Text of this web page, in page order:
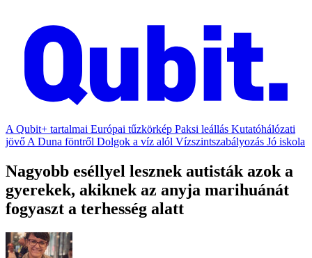
A Qubit+ tartalmai Európai tűzkörkép Paksi leállás Kutatóhálózati
jövő A Duna föntről Dolgok a víz alól Vízszintszabályozás Jó iskola
Nagyobb eséllyel lesznek autisták azok a
gyerekek, akiknek az anyja marihuánát
fogyaszt a terhesség alatt